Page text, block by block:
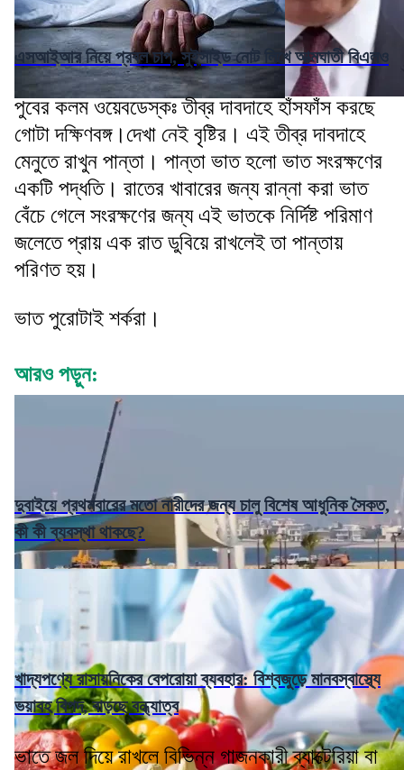
এসআইআর নিয়ে প্রবল চাপ, সুইসাইড নোট লিখে আত্মঘাতী বিএলও
পুবের কলম ওয়েবডেস্কঃ তীব্র দাবদাহে হাঁসফাঁস করছে
গোটা দক্ষিণবঙ্গ।দেখা নেই বৃষ্টির। এই তীব্র দাবদাহে
মেনুতে রাখুন পান্তা। পান্তা ভাত হলো ভাত সংরক্ষণের
একটি পদ্ধতি। রাতের খাবারের জন্য রান্না করা ভাত
বেঁচে গেলে সংরক্ষণের জন্য এই ভাতকে নির্দিষ্ট পরিমাণ
জলেতে প্রায় এক রাত ডুবিয়ে রাখলেই তা পান্তায়
পরিণত হয়।
ভাত পুরোটাই শর্করা।
আরও পড়ুন:
দুবাইয়ে প্রথমবারের মতো নারীদের জন্য চালু বিশেষ আধুনিক সৈকত,
কী কী ব্যবস্থা থাকছে?
খাদ্যপণ্যে রাসায়নিকের বেপরোয়া ব্যবহার: বিশ্বজুড়ে মানবস্বাস্থ্যে
ভয়াবহ বিপদ, বাড়ছে বন্ধ্যাত্ব
ভাতে জল দিয়ে রাখলে বিভিন্ন গাজনকারী ব্যাক্টেরিয়া বা